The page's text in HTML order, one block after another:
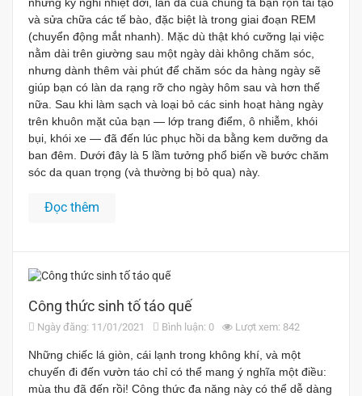
và sửa chữa các tế bào, đặc biệt là trong giai đoạn REM
(chuyển động mắt nhanh). Mặc dù thật khó cưỡng lại việc
nằm dài trên giường sau một ngày dài không chăm sóc,
nhưng dành thêm vài phút để chăm sóc da hàng ngày sẽ
giúp bạn có làn da rạng rỡ cho ngày hôm sau và hơn thế
nữa. Sau khi làm sạch và loại bỏ các sinh hoạt hàng ngày
trên khuôn mặt của bạn — lớp trang điểm, ô nhiễm, khói
bụi, khói xe — đã đến lúc phục hồi da bằng kem dưỡng da
ban đêm. Dưới đây là 5 lầm tưởng phổ biến về bước chăm
sóc da quan trọng (và thường bị bỏ qua) này.
Đọc thêm
Công thức sinh tố táo quế
Ngày đăng: 11/01/2021 Bình luận: 0 Lượt xem: 842
Những chiếc lá giòn, cái lạnh trong không khí, và một
chuyến đi đến vườn táo chỉ có thể mang ý nghĩa một điều:
mùa thu đã đến rồi! Công thức đa năng này có thể dễ dàng